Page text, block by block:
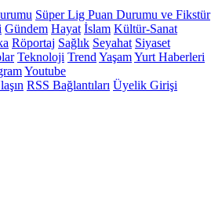
Süper Lig Puan Durumu ve Fikstür
Gündem Hayat İslam Kültür-Sanat
Röportaj Sağlık Seyahat Siyaset
Teknoloji Trend YaşamYurt Haberleri
Youtube
RSS Bağlantıları Üyelik Girişi